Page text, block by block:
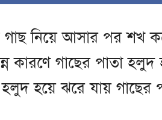
গাছ নিয়ে আসার পর শখ
কারণে গাছের পাতা
হয়ে ঝরে যায় গাছের